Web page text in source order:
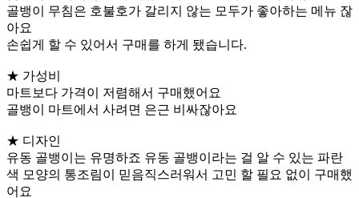
골뱅이 무침은 호불호가 갈리지 않는 모두가 좋아하는 메뉴 잖
아요
손쉽게 할 수 있어서 구매를 하게 됐습니다.
★ 가성비
마트보다 가격이 저렴해서 구매했어요
골뱅이 마트에서 사려면 은근 비싸잖아요
★ 디자인
유동 골뱅이는 유명하죠 유동 골뱅이라는 걸 알 수 있는 파란
색 모양의 통조림이 믿음직스러워서 고민 할 필요 없이 구매했
어요